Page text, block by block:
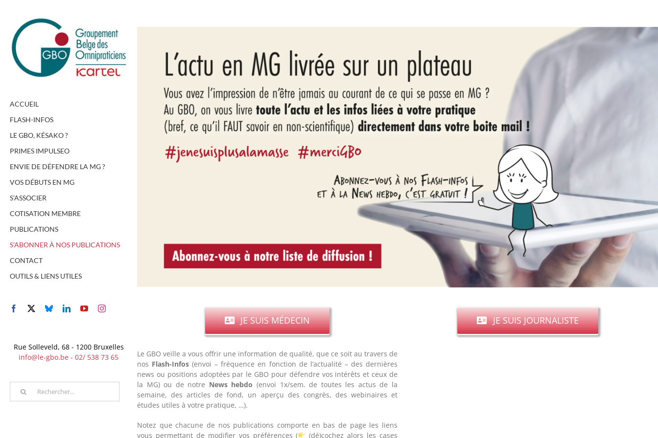
contenu
ACCUEIL
FLASH-INFOS
LE GBO, KÉSAKO ?
PRIMES IMPULSEO
ENVIE DE DÉFENDRE LA MG ?
VOS DÉBUTS EN MG
S’ASSOCIER
COTISATION MEMBRE
PUBLICATIONS
S’ABONNER À NOS PUBLICATIONS
CONTACT
OUTILS & LIENS UTILES
Facebook BlueskyLinkedInYouTubeInstagram
Rue Solleveld, 68 - 1200 Bruxelles
info@le-gbo.be - 02/ 538 73 65
JE SUIS MÉDECIN
Le GBO veille a vous offrir une information de qualité, que ce soit au travers de
nos Flash-Infos (envoi – fréquence en fonction de l’actualité – des dernières
news ou positions adoptées par le GBO pour défendre vos intérêts et ceux de
la MG) ou de notre News hebdo (envoi 1x/sem. de toutes les actus de la
semaine, des articles de fond, un aperçu des congrès, des webinaires et
études utiles à votre pratique, …).
Notez que chacune de nos publications comporte en bas de page les liens
vous permettant de modifier vos préférences (
(dé)cochez alors les cases
JE SUIS JOURNALISTE